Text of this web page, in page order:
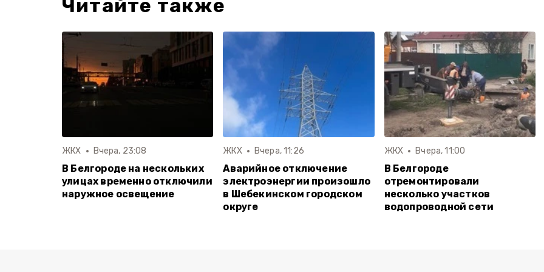
Читайте также
ЖКХ Вчера, 23:08
В Белгороде на нескольких
улицах временно отключили
наружное освещение
ЖКХ Вчера, 11:26
Аварийное отключение
электроэнергии произошло
в Шебекинском городском
округе
ЖКХ Вчера, 11:00
В Белгороде
отремонтировали
несколько участков
водопроводной сети